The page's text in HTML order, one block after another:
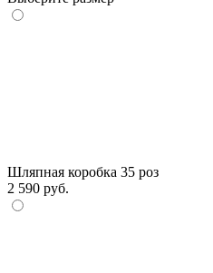
Шляпная коробка 35 роз
2 590 руб.